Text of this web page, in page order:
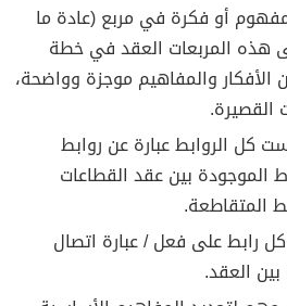
أو فكرة في مربع (عادة ما
هذه المربعات العقد في خطة
والمفاهيم موجزة وواضحة،
القصيرة.
كل الروابط عبارة عن روابط
بين عقد القطاعات
المتقاطعة.
رابط على فعل / عبارة اتصال
العقد.